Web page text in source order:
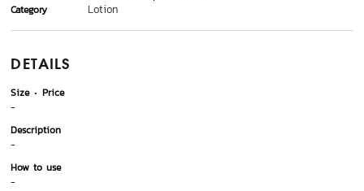
Category Lotion
DETAILS
Size
Price
-
Description
-
How to use
-